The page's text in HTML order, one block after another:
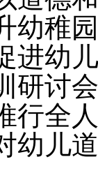
幼稚
进幼
研讨
行全
幼儿